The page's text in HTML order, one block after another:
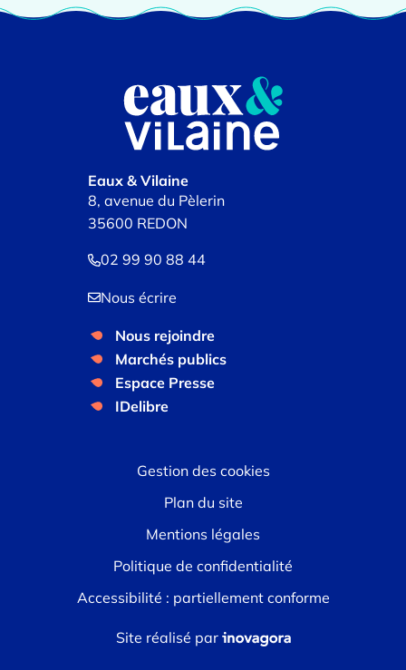
Eaux & Vilaine
8, avenue du Pèlerin
35600 REDON
02 99 90 88 44
Nous écrire
Nous rejoindre
Marchés publics
Espace Presse
IDelibre
Gestion des cookies
Plan du site
Mentions légales
Politique de confidentialité
Accessibilité : partiellement conforme
Site réalisé par Inovagora (ouverture dans